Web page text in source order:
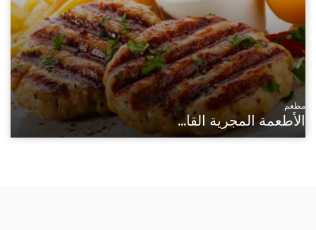
مطعم
الأطعمة المجرية القا...